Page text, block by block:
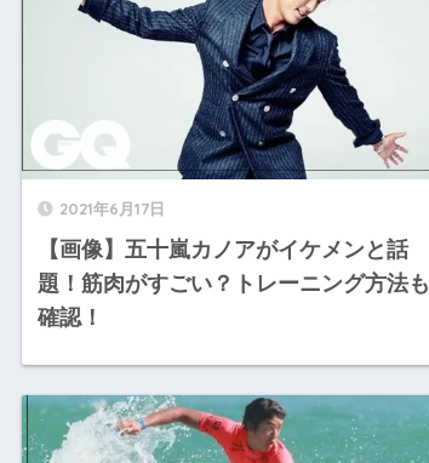
2021年6月17日
【画像】五十嵐カノアがイケメンと話
題！筋肉がすごい？トレーニング方法も
確認！